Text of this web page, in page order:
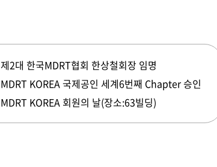
제2대 한국MDRT협회 한상철회장 임명
MDRT KOREA 국제공인 세계6번째 Chapter 승인
MDRT KOREA 회원의 날(장소:63빌딩)